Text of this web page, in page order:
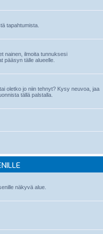
tapahtumista.
nainen, ilmoita tunnuksesi
pääsyn tälle alueelle.
oletko jo niin tehnyt? Kysy neuvoa, jaa
tällä palstalla.
näkyvä alue.